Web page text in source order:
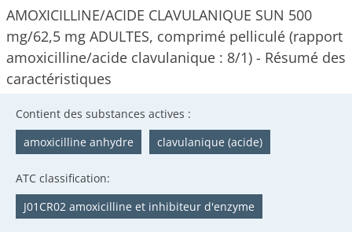
AMOXICILLINE/ACIDE CLAVULANIQUE SUN 500
mg/62,5 mg ADULTES, comprimé pelliculé (rapport
amoxicilline/acide clavulanique : 8/1) - Résumé des
caractéristiques
Contient des substances actives :
amoxicilline anhydre
clavulanique (acide)
ATC classification:
J01CR02 amoxicilline et inhibiteur d'enzyme